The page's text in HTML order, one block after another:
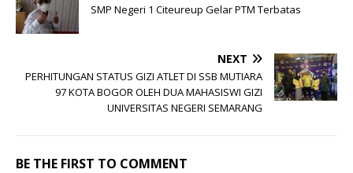
SMP Negeri 1 Citeureup Gelar PTM Terbatas
NEXT
PERHITUNGAN STATUS GIZI ATLET DI SSB MUTIARA
97 KOTA BOGOR OLEH DUA MAHASISWI GIZI
UNIVERSITAS NEGERI SEMARANG
BE THE FIRST TO COMMENT